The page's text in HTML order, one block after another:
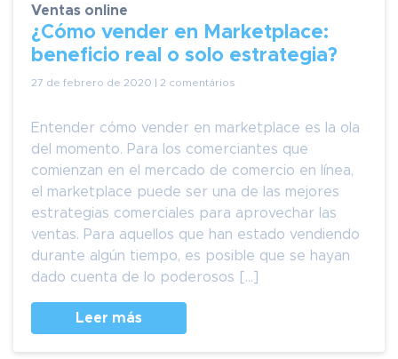
Ventas online
¿Cómo vender en Marketplace:
beneficio real o solo estrategia?
27 de febrero de 2020 | 2 comentários
Entender cómo vender en marketplace es la ola
del momento. Para los comerciantes que
comienzan en el mercado de comercio en línea,
el marketplace puede ser una de las mejores
estrategias comerciales para aprovechar las
ventas. Para aquellos que han estado vendiendo
durante algún tiempo, es posible que se hayan
dado cuenta de lo poderosos […]
Leer más